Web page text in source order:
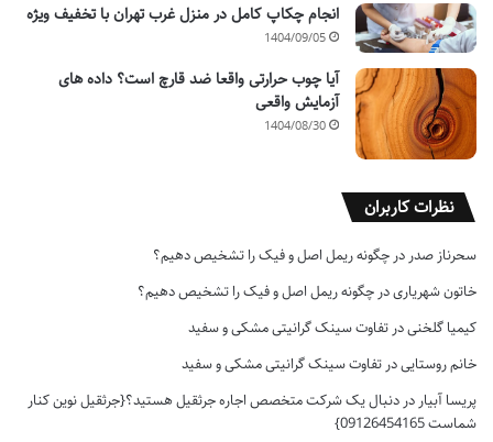
انجام چکاپ کامل در منزل غرب تهران با تخفیف ویژه
1404/09/05
آیا چوب حرارتی واقعا ضد قارچ است؟ داده های
آزمایش واقعی
1404/08/30
نظرات کاربران
سحرناز صدر در چگونه ریمل اصل و فیک را تشخیص دهیم؟
خاتون شهریاریدر چگونه ریمل اصل و فیک را تشخیص دهیم؟
کیمیا گلخنیدر تفاوت سینک گرانیتی مشکی و سفید
خانم روستاییدر تفاوت سینک گرانیتی مشکی و سفید
پریسا آبیار در دنبال یک شرکت متخصص اجاره جرثقیل هستید؟{جرثقیل نوین کنار
شماست 09126454165}